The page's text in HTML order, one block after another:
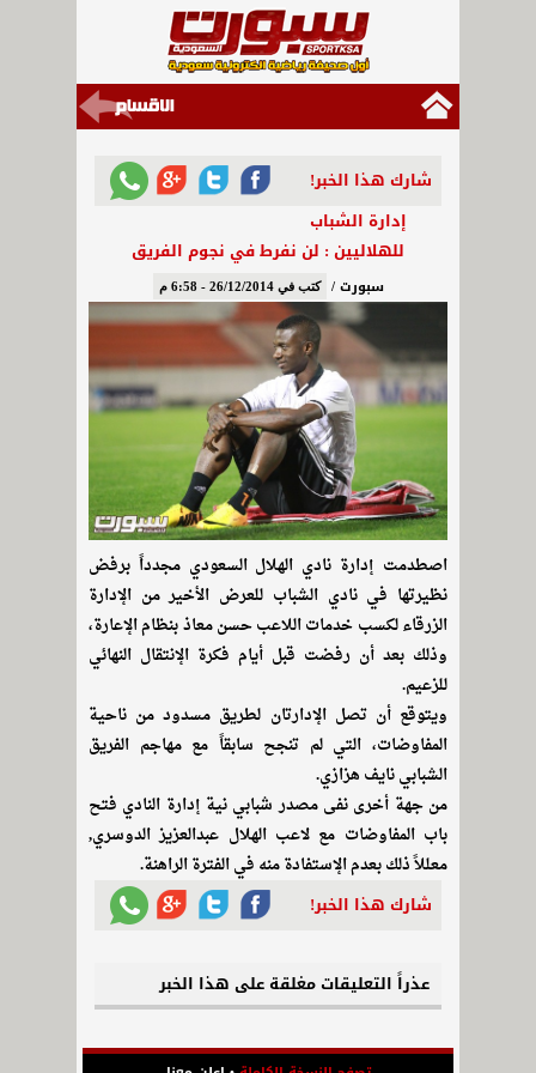
شارك هذا الخبر!
إدارة الشباب
للهلاليين : لن نفرط في نجوم الفريق
سبورت / كتب في 26/12/2014 - 6:58 م
اصطدمت إدارة نادي الهلال السعودي مجدداً برفض
نظيرتها في نادي الشباب للعرض الأخير من الإدارة
الزرقاء لكسب خدمات اللاعب حسن معاذ بنظام الإعارة،
وذلك بعد أن رفضت قبل أيام فكرة الإنتقال النهائي
للزعيم.
ويتوقع أن تصل الإدارتان لطريق مسدود من ناحية
المفاوضات، التي لم تنجح سابقاً مع مهاجم الفريق
الشبابي نايف هزازي.
من جهة أخرى نفى مصدر شبابي نية إدارة النادي فتح
باب المفاوضات مع لاعب الهلال عبدالعزيز الدوسري,
معللاً ذلك بعدم الإستفادة منه في الفترة الراهنة.
شارك هذا الخبر!
عذراً التعليقات مغلقة على هذا الخبر